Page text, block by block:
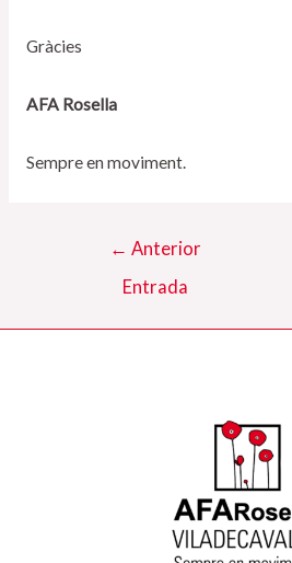
Gràcies
AFA Rosella
Sempre en moviment.
Navegació
← Anterior
Entrada